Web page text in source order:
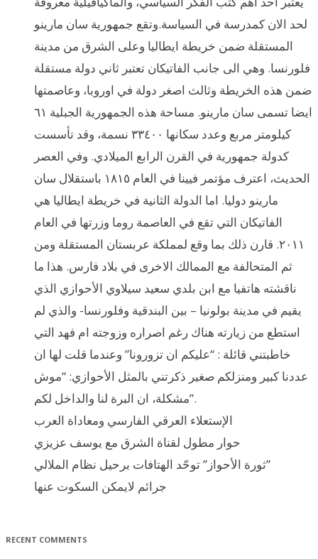
لحد الان كمدرسة في السياسة.وتقع جمهورية سان مارينو
المستقلة ضمن خريطة ايطاليا وعلى الشرق من مدينة
فلورنسا. وهي الى جانب الفاتيكان تعتبر ثاني دولة مستقلة
ضمن هذه الخريطة وثالث اصغر دولة في اوروبا، وعاصمتها
ايضا تسمى سان مارينو. مساحة هذه الجمهورية الجبلية ٦١
كيلومتر مربع وعدد سكانها ٣٣٤٠٠ نسمة، وقد تأسست
كدولة جمهورية في القرن الرابع الميلادي. وفي العصر
الحديث، اعترف مؤتمر فيينا في العام ١٨١٥ باستقلال سان
مارينو دوليا. اما الدولة الثانية في خريطة ايطاليا هي
الفاتيكان التي تقع في العاصمة روما وزرتها في العام
٢٠١١. قارن ذلك بما وقع لمملكة عربستان المستقلة ومن
ثم المتحالفة مع الممالك الاخرى في بلاد فارس. هذا ما
ناقشته هاتفيا مع ابن بلدي سعيد سيلاوي الأحوازي الذي
يقيم في مدينة بولونيا – بين البندقية وفلورنسا- والذي لم
استطع من زيارته هناك رغم اصراره وزوجته ام فهد التي
خاطبتني قائلة : “عليكم ان تزورونا” وعندما قلت لها ان
عددنا كبير ومنزلكم صغير ذكرتني بالمثل الأحوازي: “موش
مشكلة، ان البرة لنا والداخل لكم”.
الإستعلاء العرقي الفارسي ومعاداة العرب
حوار مطول لقناة الشرق مع يوسف عزيزي
ثورة الأحواز” توحّد الهتافات برحيل نظام الملالي”
جرائم لايمكن السكوت عنها
RECENT COMMENTS